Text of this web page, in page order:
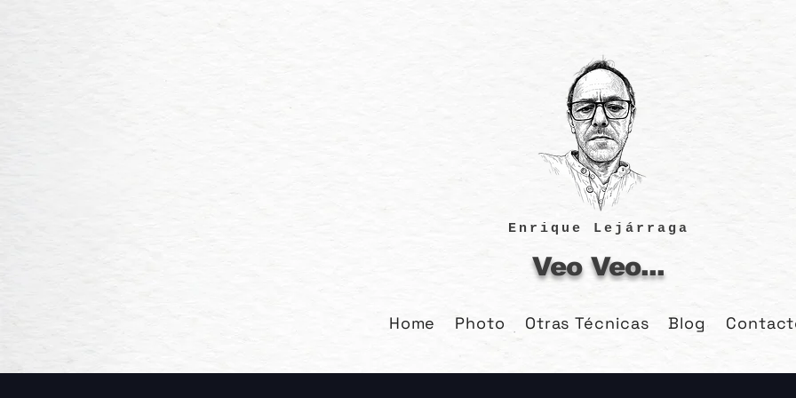
Veo Veo...
Home Photo Otras Técnicas Blog
Enrique Lejárraga